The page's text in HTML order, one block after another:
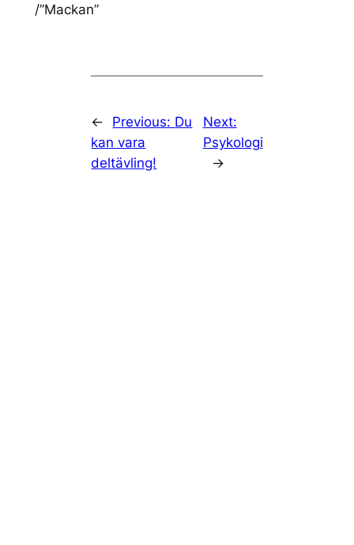
/”Mackan”
← Previous: Du
kan vara
deltävling!
Next:
Psykologi
→